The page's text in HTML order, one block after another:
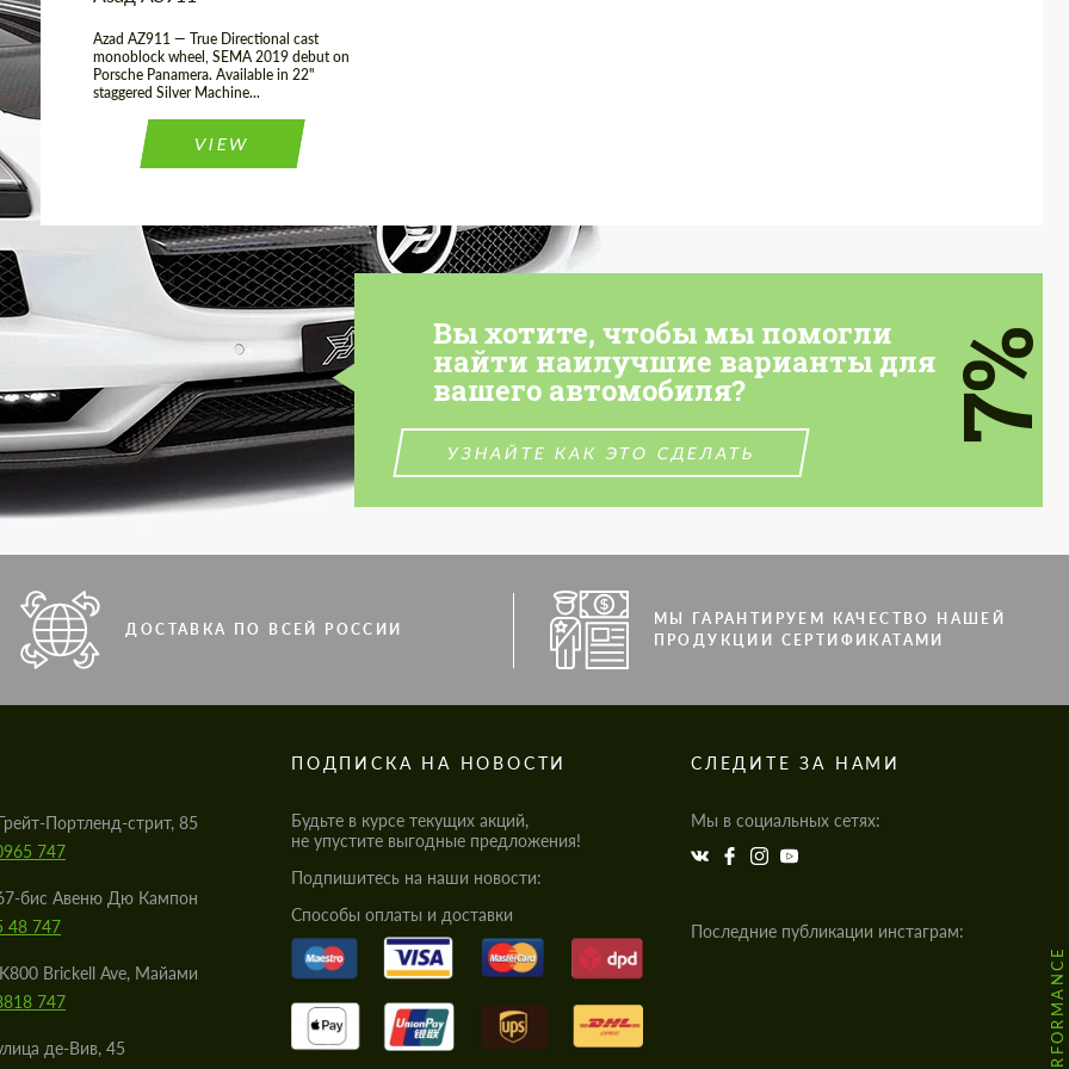
Azad AZ911 — True Directional cast
monoblock wheel, SEMA 2019 debut on
Porsche Panamera. Available in 22"
staggered Silver Machine...
VIEW
Вы хотите, чтобы мы помогли
найти наилучшие варианты для
вашего автомобиля?
УЗНАЙТЕ КАК ЭТО СДЕЛАТЬ
7%
ДОСТАВКА ПО ВСЕЙ РОССИИ
МЫ ГАРАНТИРУЕМ КАЧЕСТВО НАШЕЙ
ПРОДУКЦИИ СЕРТИФИКАТАМИ
Портленд-стрит, 85
747
бис Авеню Дю Кампон
48 747
Brickell Ave, Майами
747
де-Вив, 45
ПОДПИСКА НА НОВОСТИ
Будьте в курсе текущих акций,
не упустите выгодные предложения!
Подпишитесь на наши новости:
Cпособы оплаты и доставки
СЛЕДИТЕ ЗА НАМИ
Мы в социальных сетях:
Последние публикации инстаграм: